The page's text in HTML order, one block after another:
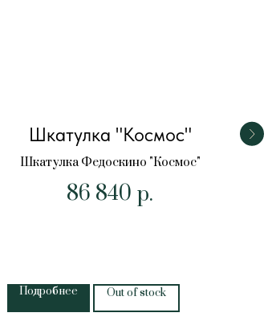
Шкатулка "Космос"
Шкатулка Федоскино "Космос"
86 840 р.
Подробнее Out of stock